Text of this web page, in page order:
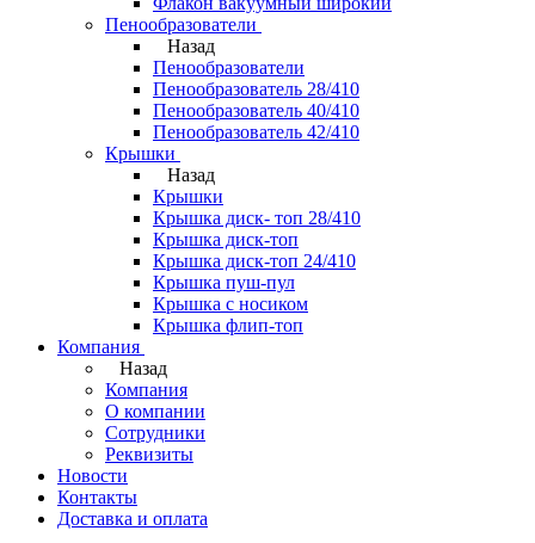
Пенообразователи
Назад
Пенообразователи
Пенообразователь 28/410
Пенообразователь 40/410
Пенообразователь 42/410
Крышки
Назад
Крышки
Крышка диск- топ 28/410
Крышка диск-топ
Крышка диск-топ 24/410
Крышка пуш-пул
Крышка с носиком
Крышка флип-топ
Компания
Назад
Компания
О компании
Сотрудники
Реквизиты
Новости
Контакты
Доставка и оплата